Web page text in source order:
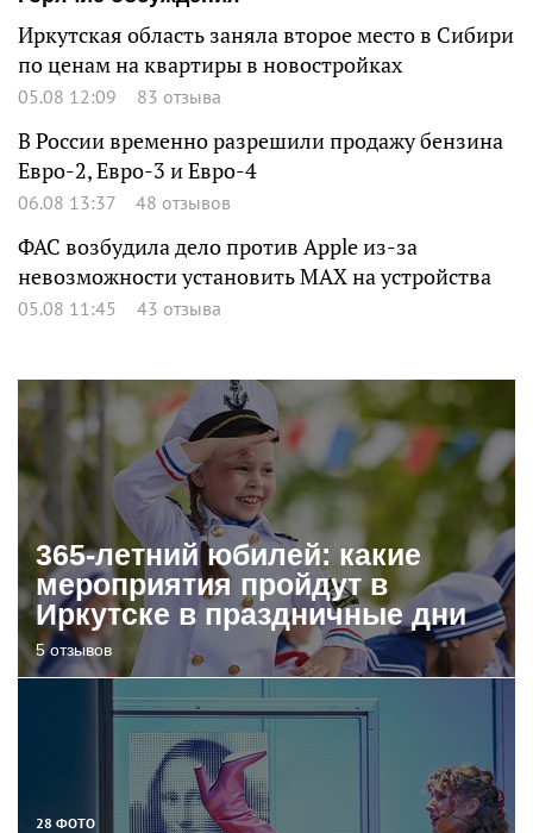
Иркутская область заняла второе место в Сибири
по ценам на квартиры в новостройках
05.08 12:09 83 отзыва
В России временно разрешили продажу бензина
Евро-2, Евро-3 и Евро-4
06.08 13:37 48 отзывов
ФАС возбудила дело против Apple из-за
невозможности установить MAX на устройства
05.08 11:45 43 отзыва
365-летний юбилей: какие
мероприятия пройдут в
Иркутске в праздничные дни
5 отзывов
28 ФОТО